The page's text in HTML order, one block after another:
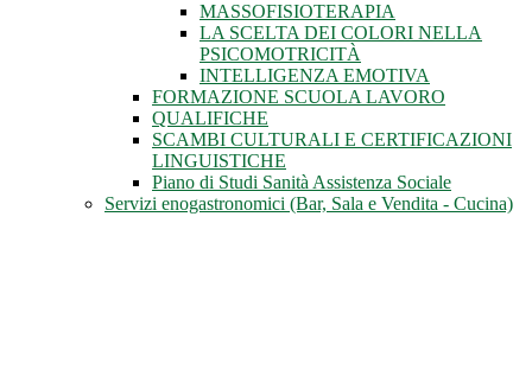
MASSOFISIOTERAPIA
LA SCELTA DEI COLORI NELLA
PSICOMOTRICITÀ
INTELLIGENZA EMOTIVA
FORMAZIONE SCUOLA LAVORO
QUALIFICHE
SCAMBI CULTURALI E CERTIFICAZIONI
LINGUISTICHE
Piano di Studi Sanità Assistenza Sociale
Servizi enogastronomici (Bar, Sala e Vendita - Cucina)